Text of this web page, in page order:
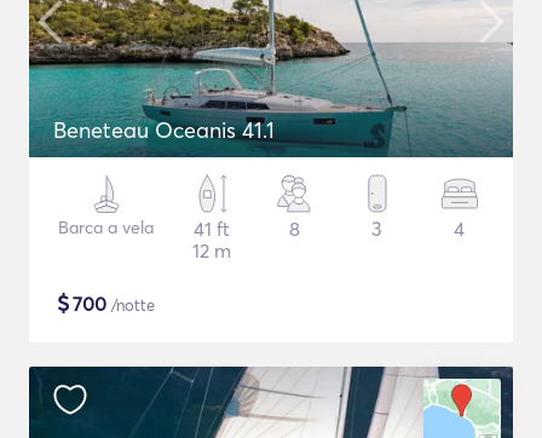
Beneteau Oceanis 41.1
Barca a vela
41 ft
12 m
8 3 4
$700 /notte